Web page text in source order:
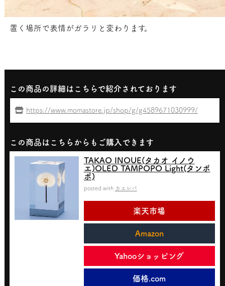
置く場所で表情がガラリと変わります。
この商品の詳細はこちらで紹介されております
https://www.momastore.jp/shop/g/g4589671030999/
この商品はこちらからもご購入できます
TAKAO INOUE(タカオ イノウ
エ)OLED TAMPOPO Light(タンポ
ポ)
posted with カエレバ
楽天市場
Amazon
Yahooショッピング
価格.com